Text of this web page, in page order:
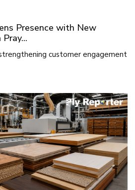
Presence with New
customer engagement